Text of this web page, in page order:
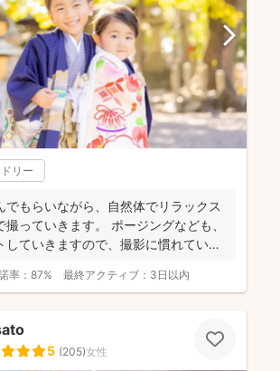
リー
でもらいながら、自然体でリラックス
撮っていきます。 ポージングなども、
していきますので、撮影に慣れていな
率： 87% 最終アクティブ： 3日以内
5 (205)女性